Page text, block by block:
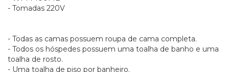
- Tomadas 220V
- Todas as camas possuem roupa de cama completa.
- Todos os hóspedes possuem uma toalha de banho e uma
toalha de rosto.
- Uma toalha de piso por banheiro.